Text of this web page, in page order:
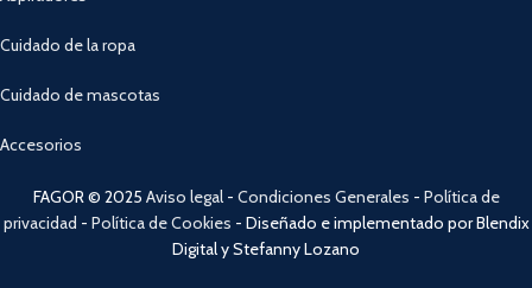
Cuidado de la ropa
Cuidado de mascotas
Accesorios
FAGOR © 2025 Aviso legal- Condiciones Generales - Política de
privacidad - Política de Cookies - Diseñado e implementado por Blendix
Digital y Stefanny Lozano